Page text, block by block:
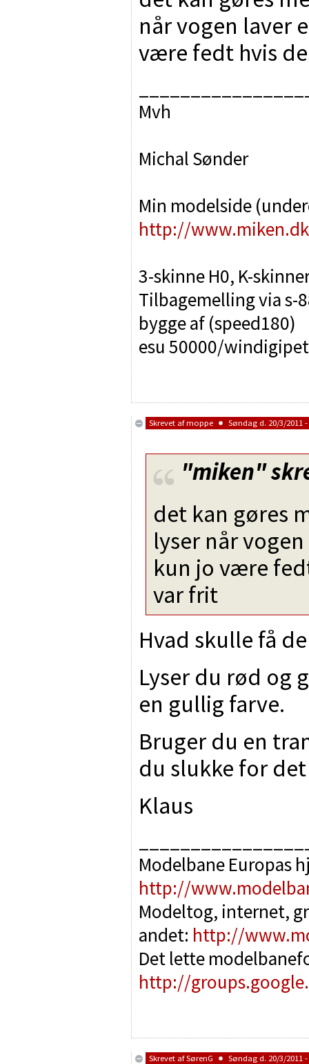
når vogen laver
være fedt hvis
Mvh
Michal Sønder
Min modelside
http://www.miken.dk
3-skinne H0, K-
Tilbagemelling via s-
bygge af (speed180)
esu 50000/
Skrevet afmoppe Søndag d. 20/3/2011 -
"miken"
det kan gøres
lyser når
kun jo være
var frit
Hvad skulle få
Lyser du rød og
en gullig farve.
Bruger du en
du slukke for
Klaus
Modelbane Europas
http://
Modeltog, internet,
andet: http://
Det lette
http://
Skrevet afSørenG Søndag d. 20/3/2011 -